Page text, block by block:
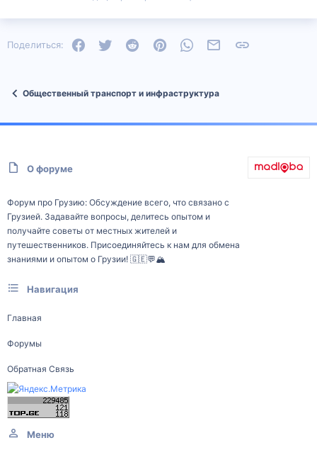
Поделиться: FacebookTwitter Reddit PinterestWhatsAppЭлектронная почта
Общественный транспорт и инфраструктура
О форуме
Форум про Грузию: Обсуждение всего, что связано с
Грузией. Задавайте вопросы, делитесь опытом и
получайте советы от местных жителей и
путешественников. Присоединяйтесь к нам для обмена
знаниями и опытом о Грузии! 🇬🇪💬🏔️
Навигация
Главная
Форумы
Обратная Связь
Меню